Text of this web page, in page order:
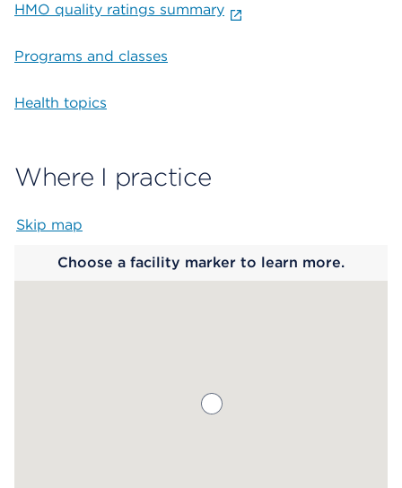
HMO quality ratings summary
Programs and classes
Health topics
Where I practice
Skip map
Choose a facility marker to learn more.